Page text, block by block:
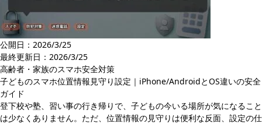
公開日：2026/3/25
最終更新日： 2026/3/25
高齢者・家族のスマホ安全対策
子どものスマホ位置情報見守り設定｜iPhone/AndroidとOS違いの安全
ガイド
登下校や塾、習い事の行き帰りで、子どもの今いる場所が気になること
は少なくありません。ただ、位置情報の見守りは便利な反面、設定の仕